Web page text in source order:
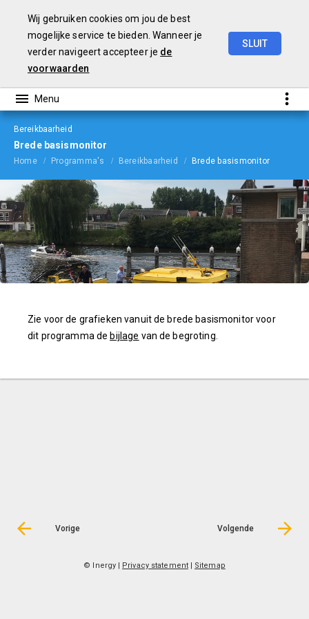
Wij gebruiken cookies om jou de best
mogelijke service te bieden. Wanneer je
verder navigeert accepteer je de
voorwaarden
SLUIT
Bereikbaarheid
Brede basismonitor
Home Programma's Bereikbaarheid Brede basismonitor
Zie voor de grafieken vanuit de brede basismonitor voor
dit programma de bijlage van de begroting.
Vorige Volgende
© Inergy Privacy statement| Sitemap